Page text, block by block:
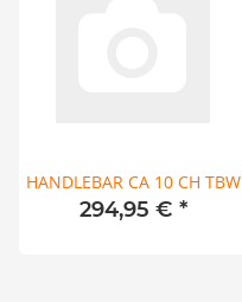
HANDLEBAR CA 10 CH TBW
294,95 € *